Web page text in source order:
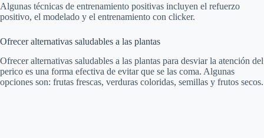
Algunas técnicas de entrenamiento positivas incluyen el refuerzo
positivo, el modelado y el entrenamiento con clicker.
Ofrecer alternativas saludables a las plantas
Ofrecer alternativas saludables a las plantas para desviar la atención del
perico es una forma efectiva de evitar que se las coma. Algunas
opciones son: frutas frescas, verduras coloridas, semillas y frutos secos.